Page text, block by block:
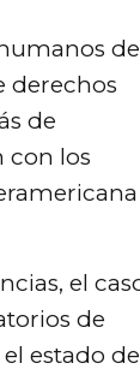
de
derechos
de
con los
el
de
estado de